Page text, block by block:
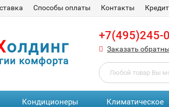
Способы оплаты Контакты Кредит
олдинг
комфорта
+7(495)245-
Заказать
Кондиционеры
Климатическое